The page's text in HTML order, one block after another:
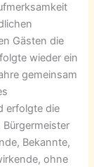
Gästen die
wieder ein
gemeinsam
erfolgte die
Bekannte,
ohne